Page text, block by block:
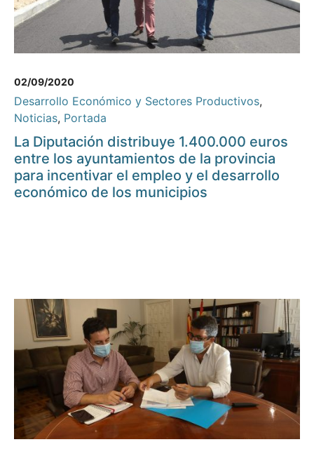
02/09/2020
Desarrollo Económico y Sectores Productivos,
Noticias, Portada
La Diputación distribuye 1.400.000 euros
entre los ayuntamientos de la provincia
para incentivar el empleo y el desarrollo
económico de los municipios